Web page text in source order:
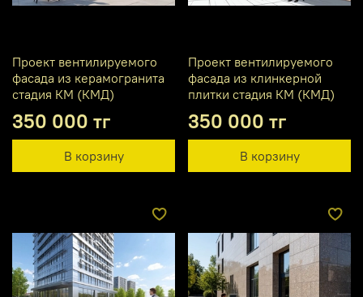
Проект вентилируемого
фасада из керамогранита
стадия КМ (КМД)
350 000 тг
В корзину
Проект вентилируемого
фасада из клинкерной
плитки стадия КМ (КМД)
350 000 тг
В корзину